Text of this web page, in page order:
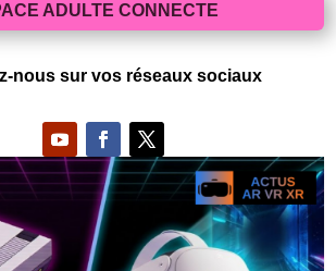
ADULTE CONNECTE
nous sur vos réseaux sociaux